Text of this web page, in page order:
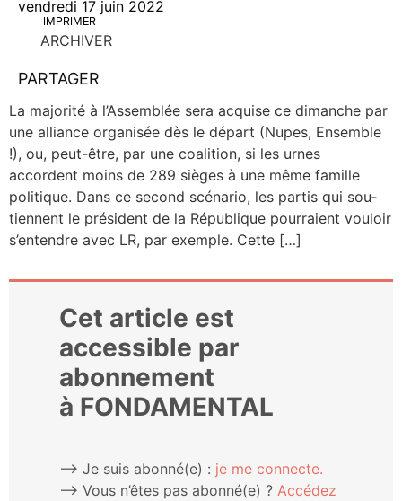
vendredi 17 juin 2022
IMPRIMER
ARCHIVER
PARTAGER
La majo­ri­té à l’As­sem­blée sera acquise ce dimanche par
une alliance orga­ni­sée dès le départ (Nupes, Ensemble
!), ou, peut-être, par une coa­li­tion, si les urnes
accordent moins de 289 sièges à une même famille
poli­tique. Dans ce second scé­na­rio, les par­tis qui sou­
tiennent le pré­sident de la Répu­blique pour­raient vou­loir
s’en­tendre avec LR, par exemple. Cette […]
Cet article est
accessible par
abonnement
à FONDAMENTAL
⟶ Je suis abonné(e) : je me connecte.
⟶ Vous n’êtes pas abonné(e) ? Accé­dez